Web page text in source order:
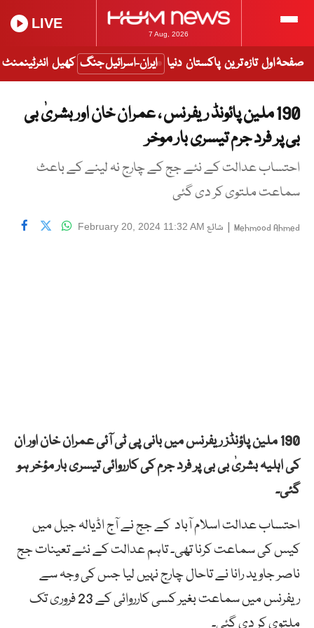
7 Aug, 2026
LIVE
صفحۂ اول تازہ ترین پاکستان دنیا ایران-اسرائیل جنگ کھیل انٹرٹینمنٹ
190 ملین پائونڈ ریفرنس ، عمران خان اور بشریٰ بی
بی پر فرد جرم تیسری بار موخر
احتساب عدالت کے نئے جج کے چارج نہ لینے کے باعث
سماعت ملتوی کر دی گئی
Mehmood Ahmed
| شائع February 20, 2024 11:32 AM
190 ملین پاؤنڈز ریفرنس میں بانی پی ٹی آئی عمران خان اور ان
کی اہلیہ بشریٰ بی بی پر فرد جرم کی کارروائی تیسری بار مؤخر ہو
گئی۔
احتساب عدالت اسلام آباد کے جج نے آج اڈیالہ جیل میں
کیس کی سماعت کرنا تھی۔ تاہم عدالت کے نئے تعینات جج
ناصر جاوید رانا نے تاحال چارج نہیں لیا جس کی وجہ سے
ریفرنس میں سماعت بغیر کسی کارروائی کے 23 فروری تک